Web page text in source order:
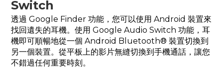
Switch
透過 Google Finder 功能，您可以使用 Android 裝置來
找回遺失的耳機。使用 Google Audio Switch 功能，耳
機即可順暢地從一個 Android Bluetooth® 裝置切換到
另一個裝置。從平板上的影片無縫切換到手機通話，讓您
不錯過任何重要時刻。